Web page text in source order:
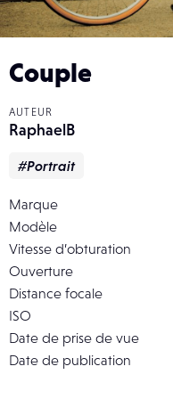
Couple
AUTEUR
RaphaelB
#Portrait
Marque
Modèle
Vitesse d’obturation
Ouverture
Distance focale
ISO
Date de prise de vue
Date de publication